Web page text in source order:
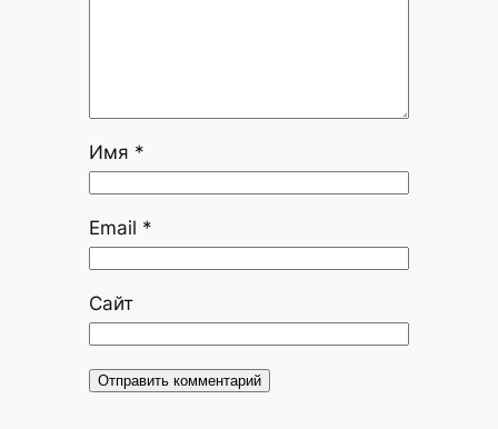
Имя *
Email *
Сайт